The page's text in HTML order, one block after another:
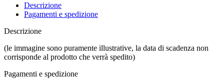
Descrizione
Pagamenti e spedizione
Descrizione
(le immagine sono puramente illustrative, la data di scadenza non
corrisponde al prodotto che verrà spedito)
Pagamenti e spedizione